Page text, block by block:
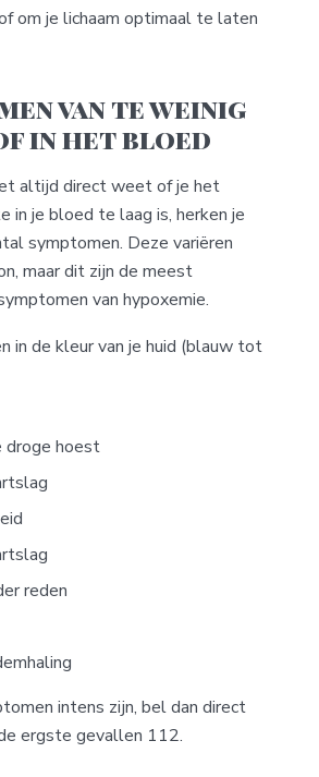
om je lichaam optimaal te laten
van te weinig
in het bloed
altijd direct weet of je het
in je bloed te laag is, herken je
symptomen. Deze variëren
maar dit zijn de meest
van hypoxemie.
in de kleur van je huid (blauw tot
droge hoest
reden
intens zijn, bel dan direct
ergste gevallen 112.